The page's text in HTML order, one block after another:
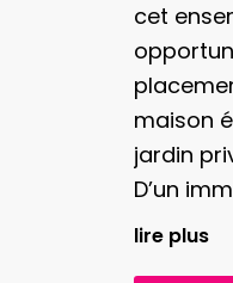
cet
maison
jardin
D’un
lire plus